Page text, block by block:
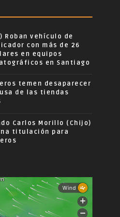
Roban vehículo de
con más de 26
en equipos
en Santiago
temen desaparecer
de las tiendas
Carlos Morillo (Chijo)
titulación para